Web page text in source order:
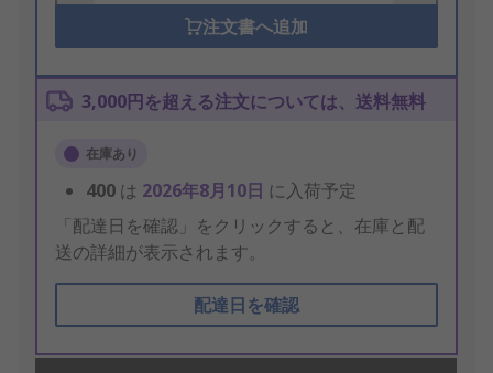
注文書へ追加
3,000円を超える注文については、送料無料
在庫あり
400 は 2026年8月10日 に入荷予定
「配達日を確認」をクリックすると、在庫と配
送の詳細が表示されます。
配達日を確認